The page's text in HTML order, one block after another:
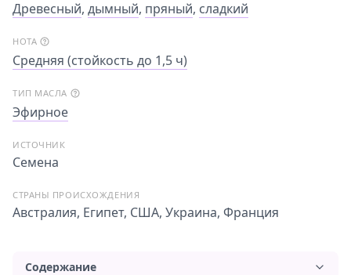
Древесный, дымный, пряный, сладкий
НОТА
Средняя (стойкость до 1,5 ч)
ТИП МАСЛА
Эфирное
ИСТОЧНИК
Семена
СТРАНЫ ПРОИСХОЖДЕНИЯ
Австралия, Египет, США, Украина, Франция
Содержание